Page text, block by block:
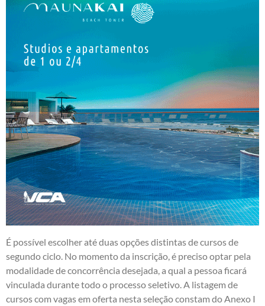
É possível escolher até duas opções distintas de cursos de
segundo ciclo. No momento da inscrição, é preciso optar pela
modalidade de concorrência desejada, a qual a pessoa ficará
vinculada durante todo o processo seletivo. A listagem de
cursos com vagas em oferta nesta seleção constam do Anexo I